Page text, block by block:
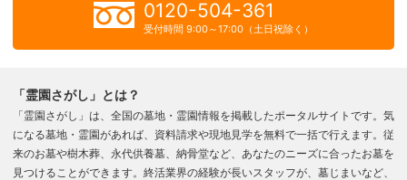
0120-504-361
受付時間 9:00～17:00（土日祝除く）
「霊園さがし」とは？
「霊園さがし」は、全国の墓地・霊園情報を掲載したポータルサイトです。気
になる墓地・霊園があれば、資料請求や現地見学を無料で一括で行えます。従
来のお墓や樹木葬、永代供養墓、納骨堂など、あなたのニーズに合ったお墓を
見つけることができます。終活業界の経験が長いスタッフが、墓じまいなど、